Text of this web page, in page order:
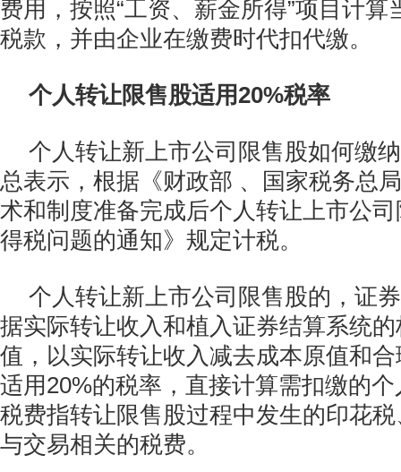
费用，按照“工资、薪金所得”项目计算
税款，并由企业在缴费时代扣代缴。
个人转让限售股适用20%税率
个人转让新上市公司限售股如何缴
总表示，根据《财政部 、国家税务总
术和制度准备完成后个人转让上市公
得税问题的通知》规定计税。
个人转让新上市公司限售股的，证
据实际转让收入和植入证券结算系统
值，以实际转让收入减去成本原值和
适用20%的税率，直接计算需扣缴的
税费指转让限售股过程中发生的印花
与交易相关的税费。